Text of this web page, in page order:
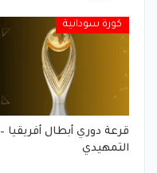
كورة سودانية
قرعة دوري أبطال أفريقيا –
التمهيدي